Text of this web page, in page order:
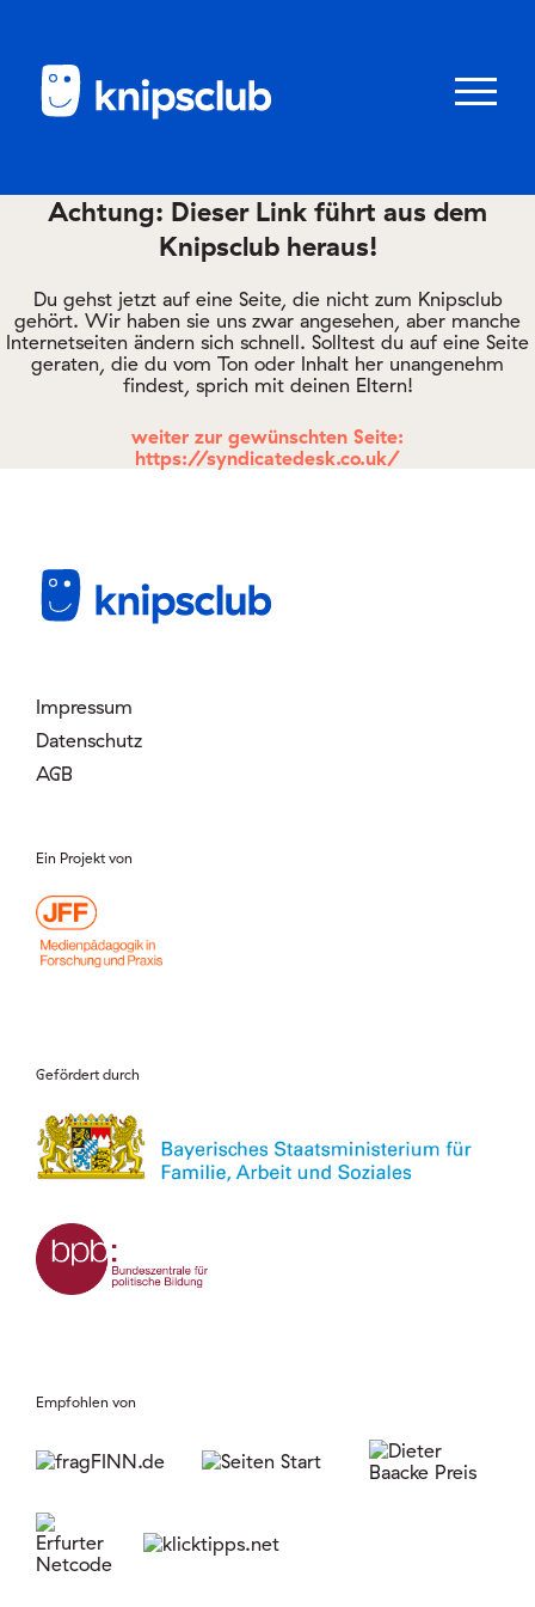
Menü
knipstipps
Eltern
Mitglied werden
Login
Achtung: Dieser Link führt aus dem
Knipsclub heraus!
Du gehst jetzt auf eine Seite, die nicht zum Knipsclub
gehört. Wir haben sie uns zwar angesehen, aber manche
Internetseiten ändern sich schnell. Solltest du auf eine Seite
geraten, die du vom Ton oder Inhalt her unangenehm
findest, sprich mit deinen Eltern!
weiter zur gewünschten Seite:
https://syndicatedesk.co.uk/
Impressum
Datenschutz
AGB
Ein Projekt von
Gefördert durch
Empfohlen von